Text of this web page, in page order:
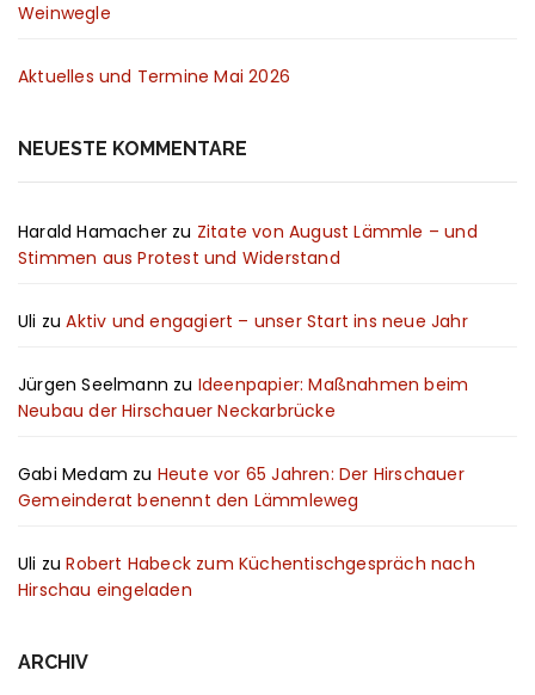
Weinwegle
Aktuelles und Termine Mai 2026
NEUESTE KOMMENTARE
Harald Hamacher zu Zitate von August Lämmle – und
Stimmen aus Protest und Widerstand
Uli zuAktiv und engagiert – unser Start ins neue Jahr
Jürgen Seelmann zu Ideenpapier: Maßnahmen beim
Neubau der Hirschauer Neckarbrücke
Gabi Medam zu Heute vor 65 Jahren: Der Hirschauer
Gemeinderat benennt den Lämmleweg
Uli zuRobert Habeck zum Küchentischgespräch nach
Hirschau eingeladen
ARCHIV